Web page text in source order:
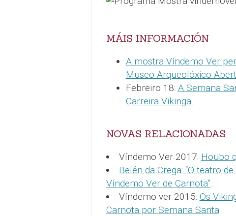
MÁIS INFORMACIÓN
A mostra Víndemo Ver
Museo Arqueolóxico
Febreiro 18: A Semana
Carreira Vikinga.
NOVAS RELACIONADAS
Víndemo Ver 2017: Houbo
Belén da Crega: “O teatro
Víndemo Ver de Carnota”.
Víndemo ver 2015: Os
Carnota por Semana Santa